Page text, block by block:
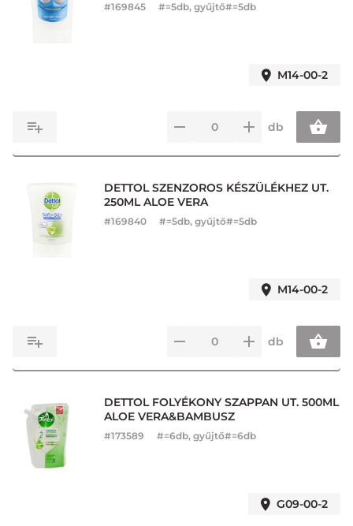
#169845 #=5db, gyűjtő#=5db
M14-00-2
db
DETTOL SZENZOROS KÉSZÜLÉKHEZ UT.
250ML ALOE VERA
#169840 #=5db, gyűjtő#=5db
M14-00-2
db
DETTOL FOLYÉKONY SZAPPAN UT. 500ML
ALOE VERA&BAMBUSZ
#173589 #=6db, gyűjtő#=6db
G09-00-2